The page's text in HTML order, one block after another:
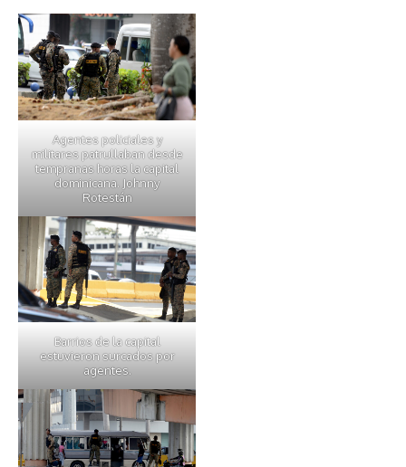
Agentes policiales y
militares patrullaban desde
tempranas horas la capital
dominicana. Johnny
Rotestán
Barrios de la capital
estuvieron surcados por
agentes.